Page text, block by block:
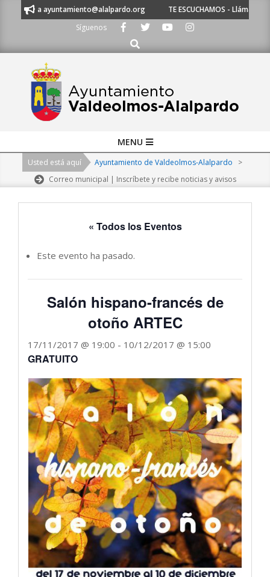
a ayuntamiento@alalpardo.org
TE ESCUCHAMOS - Llámanos
Síguenos
Buscar
Navigation
MENU
Usted está aquí Ayuntamiento de Valdeolmos-Alalpardo
>
Correo municipal | Inscríbete y recibe noticias y avisos
« Todos los Eventos
Este evento ha pasado.
Salón hispano-francés de
otoño ARTEC
17/11/2017 @ 19:00 - 10/12/2017 @ 15:00
GRATUITO